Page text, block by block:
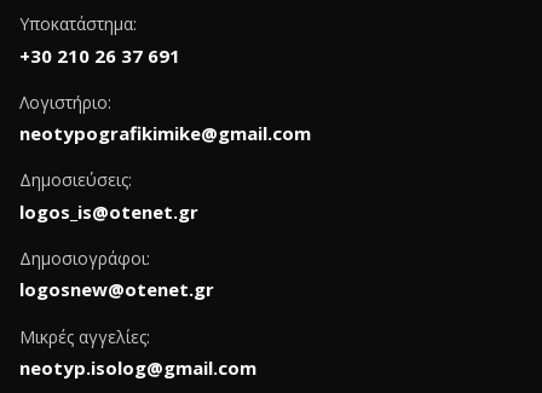
Υποκατάστημα:
+30 210 26 37 691
Λογιστήριο:
neotypografikimike@gmail.com
Δημοσιεύσεις:
logos_is@otenet.gr
Δημοσιογράφοι:
logosnew@otenet.gr
Μικρές αγγελίες:
neotyp.isolog@gmail.com